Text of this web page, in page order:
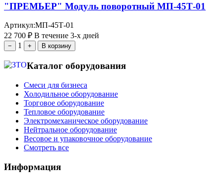
"ПРЕМЬЕР" Модуль поворотный МП-45Т-01
Артикул:МП-45Т-01
22 700 ₽ В течение 3-х дней
− 1 + В корзину
Каталог оборудования
Смеси для бизнеса
Холодильное оборудование
Торговое оборудование
Тепловое оборудование
Электромеханическое оборудование
Нейтральное оборудование
Весовое и упаковочное оборудование
Смотреть все
Информация